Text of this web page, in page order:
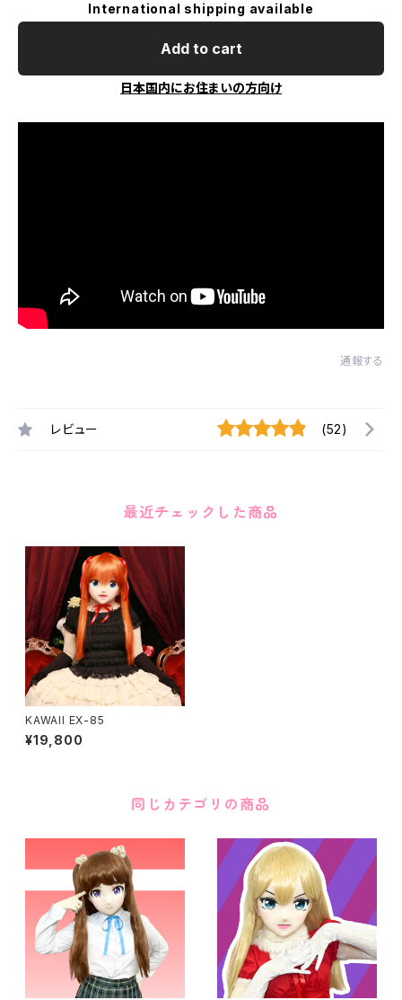
International shipping available
Add to cart
日本国内にお住まいの方向け
通報する
レビュー (52)
最近チェックした商品
KAWAII EX-85
¥19,800
同じカテゴリの商品